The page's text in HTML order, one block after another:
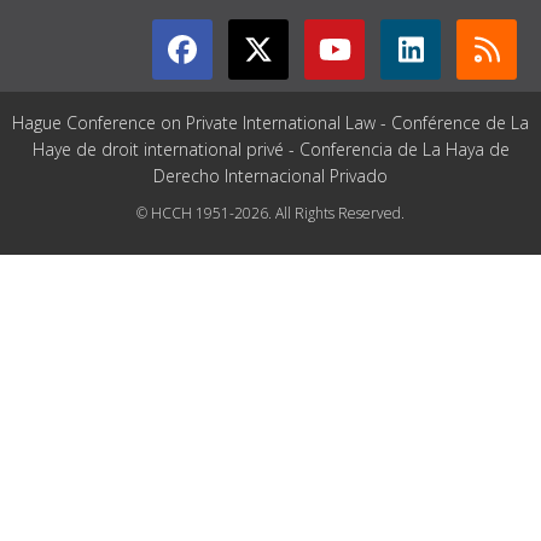
Hague Conference on Private International Law - Conférence de La
Haye de droit international privé - Conferencia de La Haya de
Derecho Internacional Privado
© HCCH 1951-2026. All Rights Reserved.